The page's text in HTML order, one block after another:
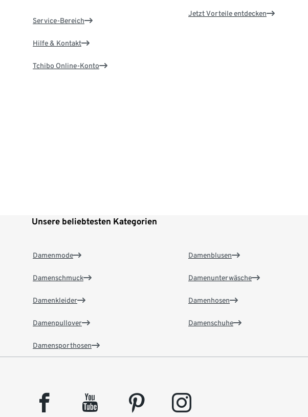
Service-Bereich
Hilfe & Kontakt
Tchibo Online-Konto
Jetzt Vorteile entdecken
Unsere beliebtesten Kategorien
Damenmode
Damenschmuck
Damenkleider
Damenpullover
Damensporthosen
Damenblusen
Damenunterwäsche
Damenhosen
Damenschuhe
facebook youtube pinterest instagram